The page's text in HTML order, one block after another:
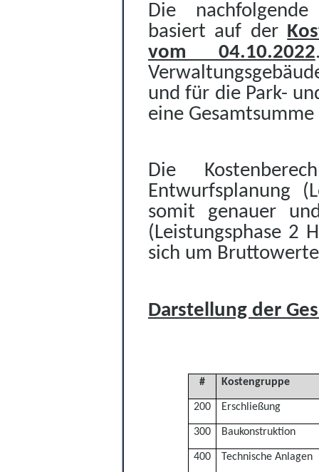
Die
basiert auf der
vom 04.10.2022
und für die Park-
eine
Die
Entwurfsplanung
somit genauer
(Leistungsphase 2
sich um
Darstellung der
# Kostengruppe
200 Erschließung
300 Baukonstruktion
400 Technische Anlagen